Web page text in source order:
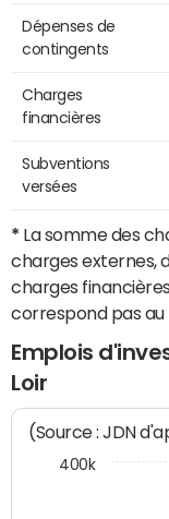
Dépenses de
contingents
Charges
financières
Subventions
versées
* La somme des
charges externes,
charges
correspond pas
Emplois
Loir
(Source : JDN
400k